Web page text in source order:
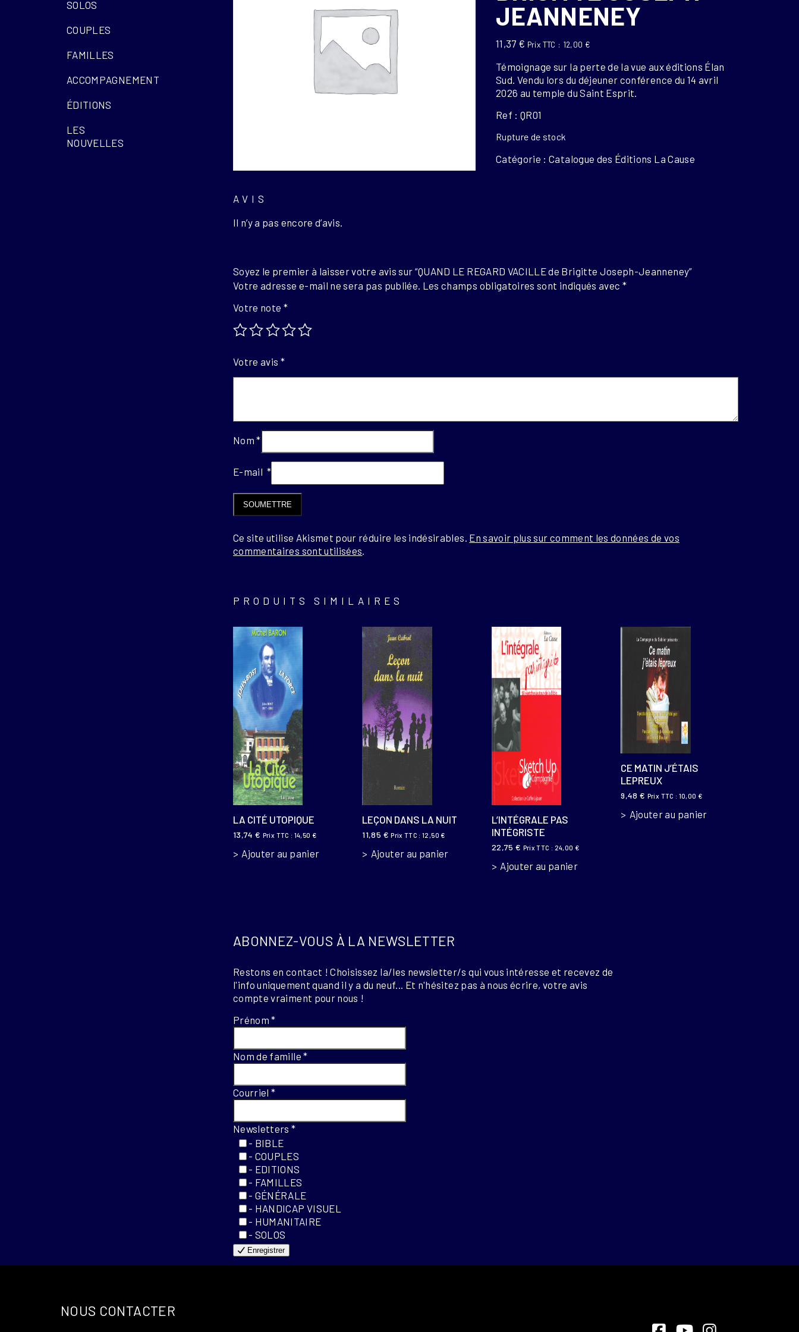
SOLOS
COUPLES
FAMILLES
ACCOMPAGNEMENT
ÉDITIONS
LES
NOUVELLES
JEANNENEY
11,37 € Prix TTC : 12,00 €
Témoignage sur la perte de la vue aux éditions Élan
Sud. Vendu lors du déjeuner conférence du 14 avril
2026 au temple du Saint Esprit.
Ref : QR01
Rupture de stock
Catégorie : Catalogue des Éditions La Cause
AVIS
Il n’y a pas encore d’avis.
Soyez le premier à laisser votre avis sur “QUAND LE REGARD VACILLE de Brigitte Joseph-Jeanneney”
Votre adresse e-mail ne sera pas publiée. Les champs obligatoires sont indiqués avec *
Votre note *
Votre avis *
Nom*
E-mail *
Ce site utilise Akismet pour réduire les indésirables. En savoir plus sur comment les données de vos
commentaires sont utilisées.
PRODUITS SIMILAIRES
LA CITÉ UTOPIQUE
13,74€ Prix TTC : 14,50 €
Ajouter au panier
LEÇON DANS LA NUIT
11,85 € Prix TTC :12,50 €
Ajouter au panier
L’INTÉGRALE PAS
INTÉGRISTE
22,75 € Prix TTC : 24,00 €
Ajouter au panier
CE MATIN J’ÉTAIS
LEPREUX
9,48€ Prix TTC : 10,00 €
Ajouter au panier
ABONNEZ-VOUS À LA NEWSLETTER
Restons en contact ! Choisissez la/les newsletter/s qui vous intéresse et recevez de
l'info uniquement quand il y a du neuf... Et n'hésitez pas à nous écrire, votre avis
compte vraiment pour nous !
Prénom*
Nom de famille*
Courriel*
Newsletters*
- BIBLE
- COUPLES
- EDITIONS
- FAMILLES
- GÉNÉRALE
- HANDICAP VISUEL
- HUMANITAIRE
- SOLOS
Enregistrer
NOUS CONTACTER